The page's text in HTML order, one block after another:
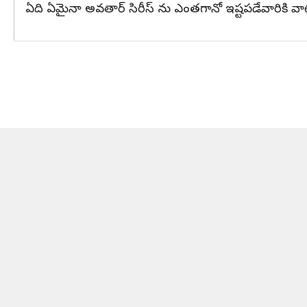
ఏది ఏమైనా అవతార్ సిరీస్ ను ఎంతగానో ఇష్టపడేవారికి